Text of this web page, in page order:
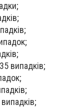
випадків;